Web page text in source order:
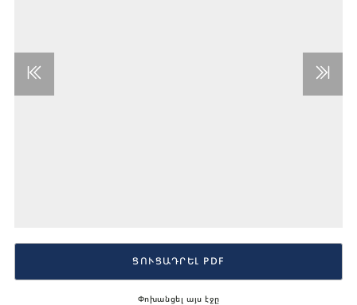
Փոխանցել այս էջը
ՑՈՒՑԱԴՐԵԼ PDF